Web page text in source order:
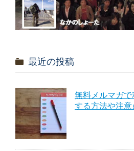
最近の投稿
無料メルマガ
する方法や注意